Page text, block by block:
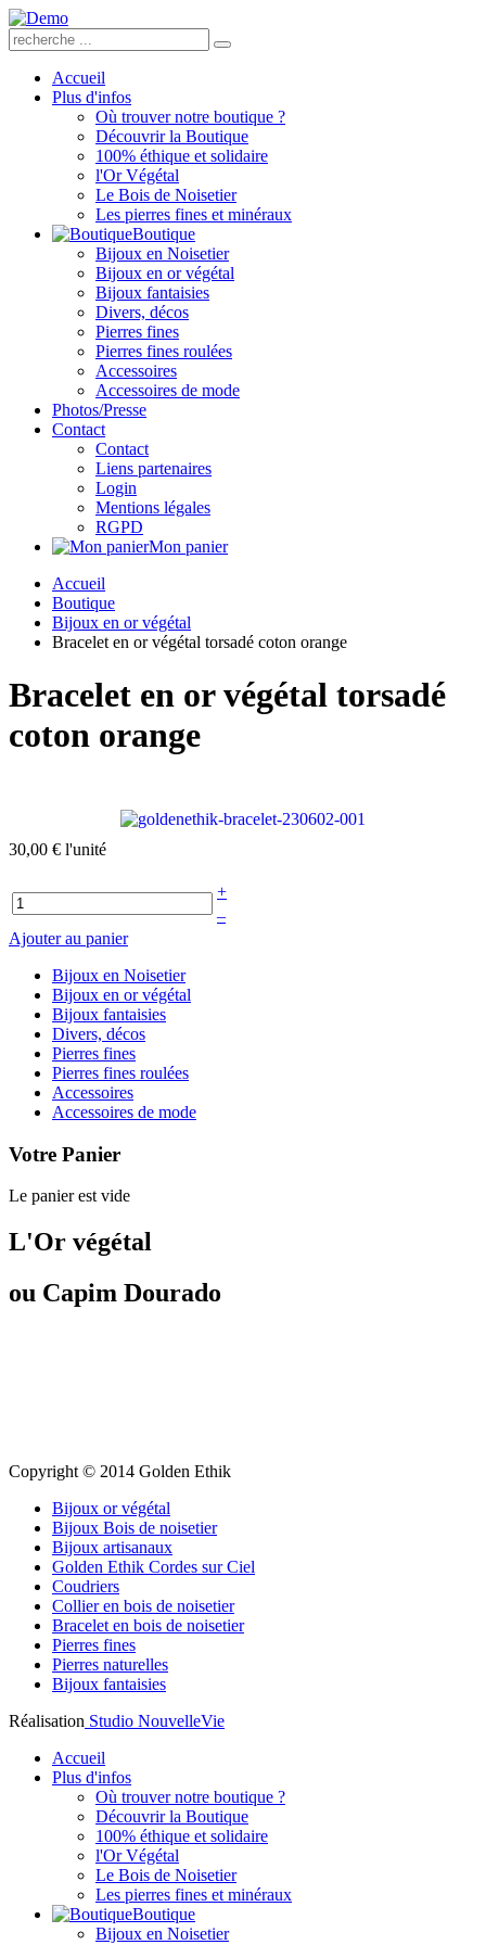
Accueil
Plus d'infos
Où trouver notre boutique ?
Découvrir la Boutique
100% éthique et solidaire
l'Or Végétal
Le Bois de Noisetier
Les pierres fines et minéraux
Boutique
Bijoux en Noisetier
Bijoux en or végétal
Bijoux fantaisies
Divers, décos
Pierres fines
Pierres fines roulées
Accessoires
Accessoires de mode
Photos/Presse
Contact
Contact
Liens partenaires
Login
Mentions légales
RGPD
Mon panier
Accueil
Boutique
Bijoux en or végétal
Bracelet en or végétal torsadé coton orange
Bracelet en or végétal torsadé
coton orange
30,00 € l'unité
+
–
Ajouter au panier
Bijoux en Noisetier
Bijoux en or végétal
Bijoux fantaisies
Divers, décos
Pierres fines
Pierres fines roulées
Accessoires
Accessoires de mode
Votre Panier
Le panier est vide
L'Or végétal
ou Capim Dourado
Copyright © 2014 Golden Ethik
Bijoux or végétal
Bijoux Bois de noisetier
Bijoux artisanaux
Golden Ethik Cordes sur Ciel
Coudriers
Collier en bois de noisetier
Bracelet en bois de noisetier
Pierres fines
Pierres naturelles
Bijoux fantaisies
Réalisation Studio NouvelleVie
Accueil
Plus d'infos
Où trouver notre boutique ?
Découvrir la Boutique
100% éthique et solidaire
l'Or Végétal
Le Bois de Noisetier
Les pierres fines et minéraux
Boutique
Bijoux en Noisetier